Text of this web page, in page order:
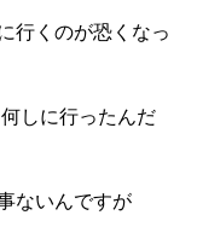
行くのが恐くなっ
しに行ったんだ
ないんですが